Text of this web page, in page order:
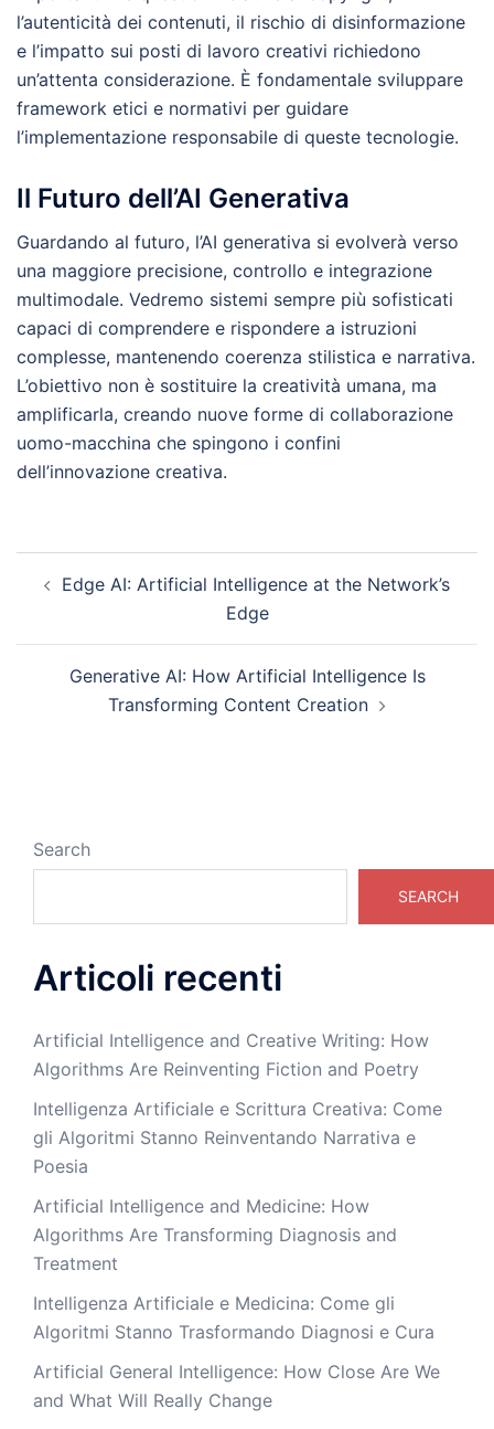
l’autenticità dei contenuti, il rischio di disinformazione
e l’impatto sui posti di lavoro creativi richiedono
un’attenta considerazione. È fondamentale sviluppare
framework etici e normativi per guidare
l’implementazione responsabile di queste tecnologie.
Il Futuro dell’AI Generativa
Guardando al futuro, l’AI generativa si evolverà verso
una maggiore precisione, controllo e integrazione
multimodale. Vedremo sistemi sempre più sofisticati
capaci di comprendere e rispondere a istruzioni
complesse, mantenendo coerenza stilistica e narrativa.
L’obiettivo non è sostituire la creatività umana, ma
amplificarla, creando nuove forme di collaborazione
uomo-macchina che spingono i confini
dell’innovazione creativa.
navigation
Edge AI: Artificial Intelligence at the Network’s
Edge
Generative AI: How Artificial Intelligence Is
Transforming Content Creation
Search
SEARCH
Articoli recenti
Artificial Intelligence and Creative Writing: How
Algorithms Are Reinventing Fiction and Poetry
Intelligenza Artificiale e Scrittura Creativa: Come
gli Algoritmi Stanno Reinventando Narrativa e
Poesia
Artificial Intelligence and Medicine: How
Algorithms Are Transforming Diagnosis and
Treatment
Intelligenza Artificiale e Medicina: Come gli
Algoritmi Stanno Trasformando Diagnosi e Cura
Artificial General Intelligence: How Close Are We
and What Will Really Change